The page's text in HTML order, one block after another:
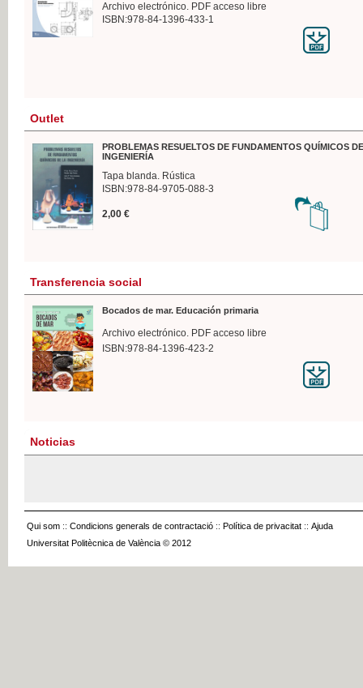
Archivo electrónico. PDF acceso libre
ISBN:978-84-1396-433-1
Outlet
PROBLEMAS RESUELTOS DE FUNDAMENTOS QUÍMICOS
INGENIERÍA
Tapa blanda. Rústica
ISBN:978-84-9705-088-3
2,00 €
Transferencia social
Bocados de mar. Educación primaria
Archivo electrónico. PDF acceso libre
ISBN:978-84-1396-423-2
Noticias
Qui som :: Condicions generals de contractació :: Política de privacitat :: Ajuda
Universitat Politècnica de València © 2012